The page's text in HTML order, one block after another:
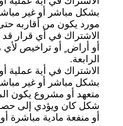
بشكل مباشر أو غير
مورد يكون من أقاربه
الاشتراك في أي قرار قد
أو أراض ٍ أو تراخيص لأي
الرابعة.
الاشتراك في أية عملية
بشكل مباشر أو غير
متعهد أو مشروع يكون
شكل كان ويؤدي إلى
أو منفعة مادية مباشرة